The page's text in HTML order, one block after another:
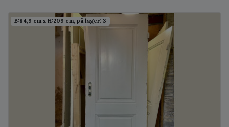
B:84,9 cm x H:209 cm, på lager: 3